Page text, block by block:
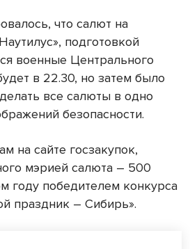
что салют на
подготовкой
военные Центрального
в 22.30, но затем было
все салюты в одно
безопасности.
на сайте госзакупок,
мэрией салюта – 500
году победителем конкурса
праздник – Сибирь».